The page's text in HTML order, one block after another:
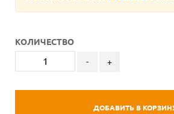
КОЛИЧЕСТВО
- +
ДОБАВИТЬ В